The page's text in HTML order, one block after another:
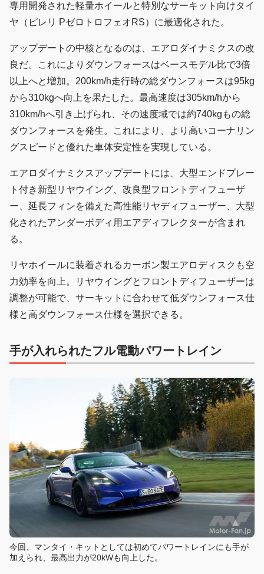
専用開発された軽量ホイールと特別なサーキット向けタイ
ヤ（ピレリ PゼロトロフェオRS）に最適化された。
アップデートの中核となるのは、エアロダイナミクスの改
良だ。これによりダウンフォースはベースモデル比で3倍
以上へと増加。200km/h走行時の総ダウンフォースは95kg
から310kgへ向上を果たした。最高速度は305km/hから
310km/hへ引き上げられ、その速度域では約740kgもの総
ダウンフォースを発生。これにより、より高いコーナリン
グスピードと優れた車体安定性を実現している。
エアロダイナミクスアップデートには、大型エンドプレー
ト付き新型リヤウイング、改良型フロントディフューザ
ー、延長フィンを備えた高性能リヤディフューザー、大型
化されたアンダーボディ用エアディフレクターが含まれ
る。
リヤホイールに装着されるカーボン製エアロディスクも空
力効率を向上。リヤウイングとフロントディフューザーは
調整が可能で、サーキットに合わせて低ダウンフォース仕
様と高ダウンフォース仕様を選択できる。
手が入れられたフル電動パワートレイン
今回、マンタイ・キットとしては初めてパワートレインにも手が
加えられ、最高出力が20kWも向上した。